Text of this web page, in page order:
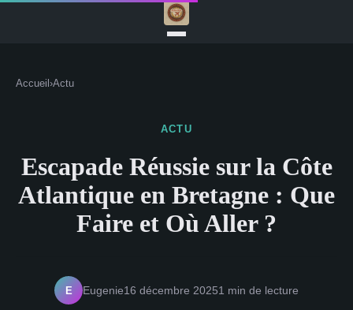
Accueil ›Actu
ACTU
Escapade Réussie sur la Côte
Atlantique en Bretagne : Que
Faire et Où Aller ?
E Eugenie16 décembre 20251 min de lecture